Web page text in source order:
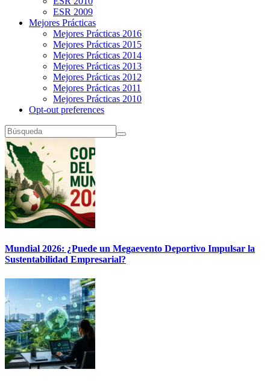
ESR 2009
Mejores Prácticas
Mejores Prácticas 2016
Mejores Prácticas 2015
Mejores Prácticas 2014
Mejores Prácticas 2013
Mejores Prácticas 2012
Mejores Prácticas 2011
Mejores Prácticas 2010
Opt-out preferences
Mundial 2026: ¿Puede un Megaevento Deportivo Impulsar la
Sustentabilidad Empresarial?